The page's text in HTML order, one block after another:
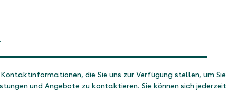
die Sie uns zur Verfügung stellen, um Sie
und Angebote zu kontaktieren. Sie können sich jederzeit